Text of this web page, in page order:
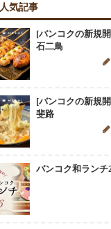
人気記事
[バンコクの新規
石二鳥
[バンコクの新規
斐路
バンコク和ランチ